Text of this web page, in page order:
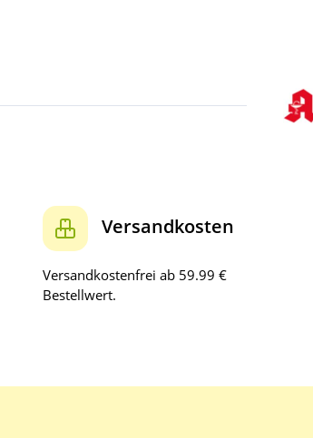
Versandkosten
Versandkostenfrei ab 59.99 €
Bestellwert.